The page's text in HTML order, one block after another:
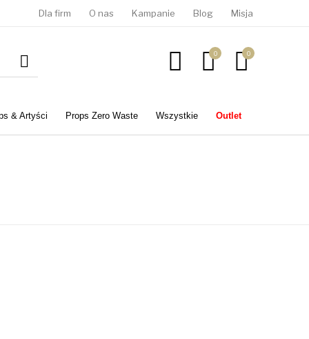
Dla firm O nas Kampanie Blog Misja
0 0
& Artyści Props Zero Waste Wszystkie Outlet